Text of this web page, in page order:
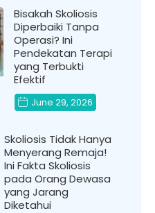
Bisakah Skoliosis
Diperbaiki Tanpa
Operasi? Ini
Pendekatan Terapi
yang Terbukti
Efektif
June 29, 2026
Skoliosis Tidak Hanya
Menyerang Remaja!
Ini Fakta Skoliosis
pada Orang Dewasa
yang Jarang
Diketahui